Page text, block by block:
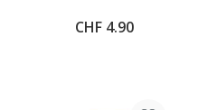
CHF 4.90